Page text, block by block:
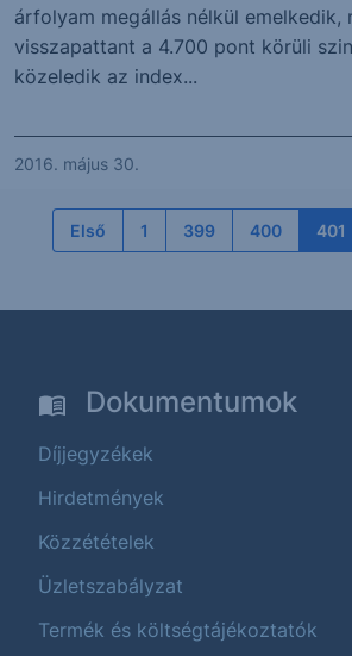
árfolyam megállás nélkül emelkedik,
visszapattant a 4.700 pont körüli
közeledik az index...
2016. május 30.
Első 1 399 400 401
Dokumentumok
Díjjegyzékek
Hirdetmények
Közzétételek
Üzletszabályzat
Termék és költségtájékoztatók